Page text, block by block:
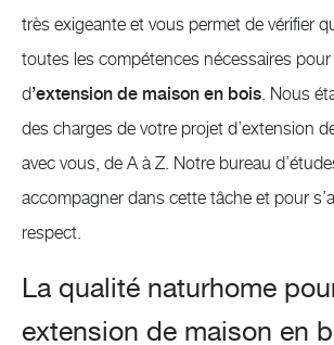
très exigeante et vous permet de vérifier
toutes les compétences nécessaires
d’extension de maison en bois . Nous
des charges de votre projet d’extension
avec vous, de A à Z. Notre bureau
accompagner dans cette tâche et pour
respect.
La qualité naturhome
extension de maison en